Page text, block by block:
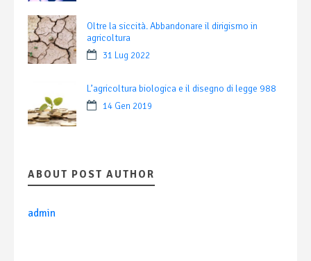
Oltre la siccità. Abbandonare il dirigismo in
agricoltura
31 Lug 2022
L’agricoltura biologica e il disegno di legge 988
14 Gen 2019
ABOUT POST AUTHOR
admin